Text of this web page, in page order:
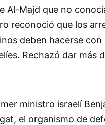
Al-Majd que no
reconoció que los
deben hacerse con
Rechazó dar más
ministro israelí
el organismo de